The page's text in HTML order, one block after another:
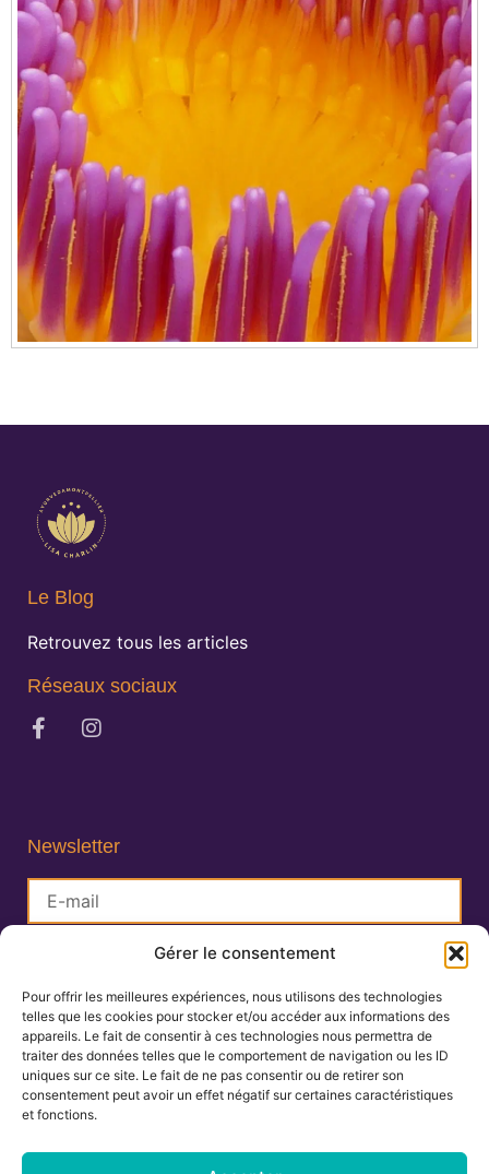
Gérer le consentement
Pour offrir les meilleures expériences, nous utilisons des technologies
telles que les cookies pour stocker et/ou accéder aux informations des
appareils. Le fait de consentir à ces technologies nous permettra de
traiter des données telles que le comportement de navigation ou les ID
uniques sur ce site. Le fait de ne pas consentir ou de retirer son
consentement peut avoir un effet négatif sur certaines caractéristiques
et fonctions.
Le Blog
Retrouvez tous les articles
Réseaux sociaux
Newsletter
S'inscrire
Lisa Charlin
Praticienne en Ayurveda
06.67.27.25.19